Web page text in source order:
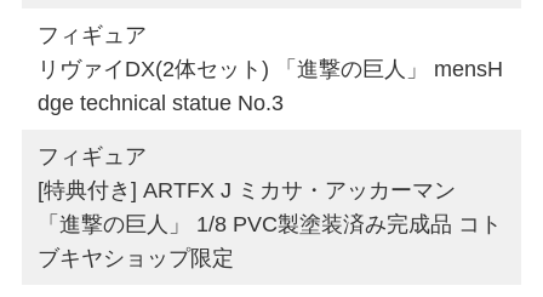
フィギュア
リヴァイDX(2体セット) 「進撃の巨人」 mensH
dge technical statue No.3
フィギュア
[特典付き] ARTFX J ミカサ・アッカーマン
「進撃の巨人」 1/8 PVC製塗装済み完成品 コト
ブキヤショップ限定